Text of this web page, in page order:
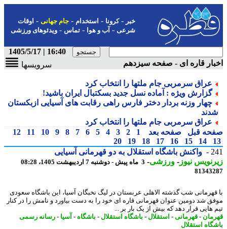
-کرونا-استخدام- جام جهانی-اوقات
شرعی-آب و هوا-تماس-ویدئوهای ورزشی
16:40 | 1405/5/17
قاره ای - صفحه سیزدهم
سرویسها
عراق سرمربی جام ملتها را انتخاب کرد
گزارش ویژه : آماده نسل جدید بسکتبال ایران باشید!
چهار وزنه بردار دختر فارس راهی رقابت های آسیایی ازبکستان
عراق سرمربی جام ملتها را انتخاب کرد
قبل صفحه بعد 1
2
3
4
5
6
7
8
9
10
11
12
14
15
16
17
18
19
20
واکنش باشگاه استقلال به دو قهرمانی آسیایی
نیوز-ورزشی-3 ماه پیش - دوشنبه 7 اردیبهشت 1405، 08:28
شب گذشته الاهلی عربستان در لیگ نخبگان آسیا، این باشگاه سعودی
شد دومین عنوان قهرمانی قاره ای خود را به دست بیاورد و نامش را در کنار
هایی قرار دهد که بیش از یک بار بر ...
-قهرمانی-استقلال-باشگاه استقلال-باشگاه-آسیا -رسانه رسمی
استقلال